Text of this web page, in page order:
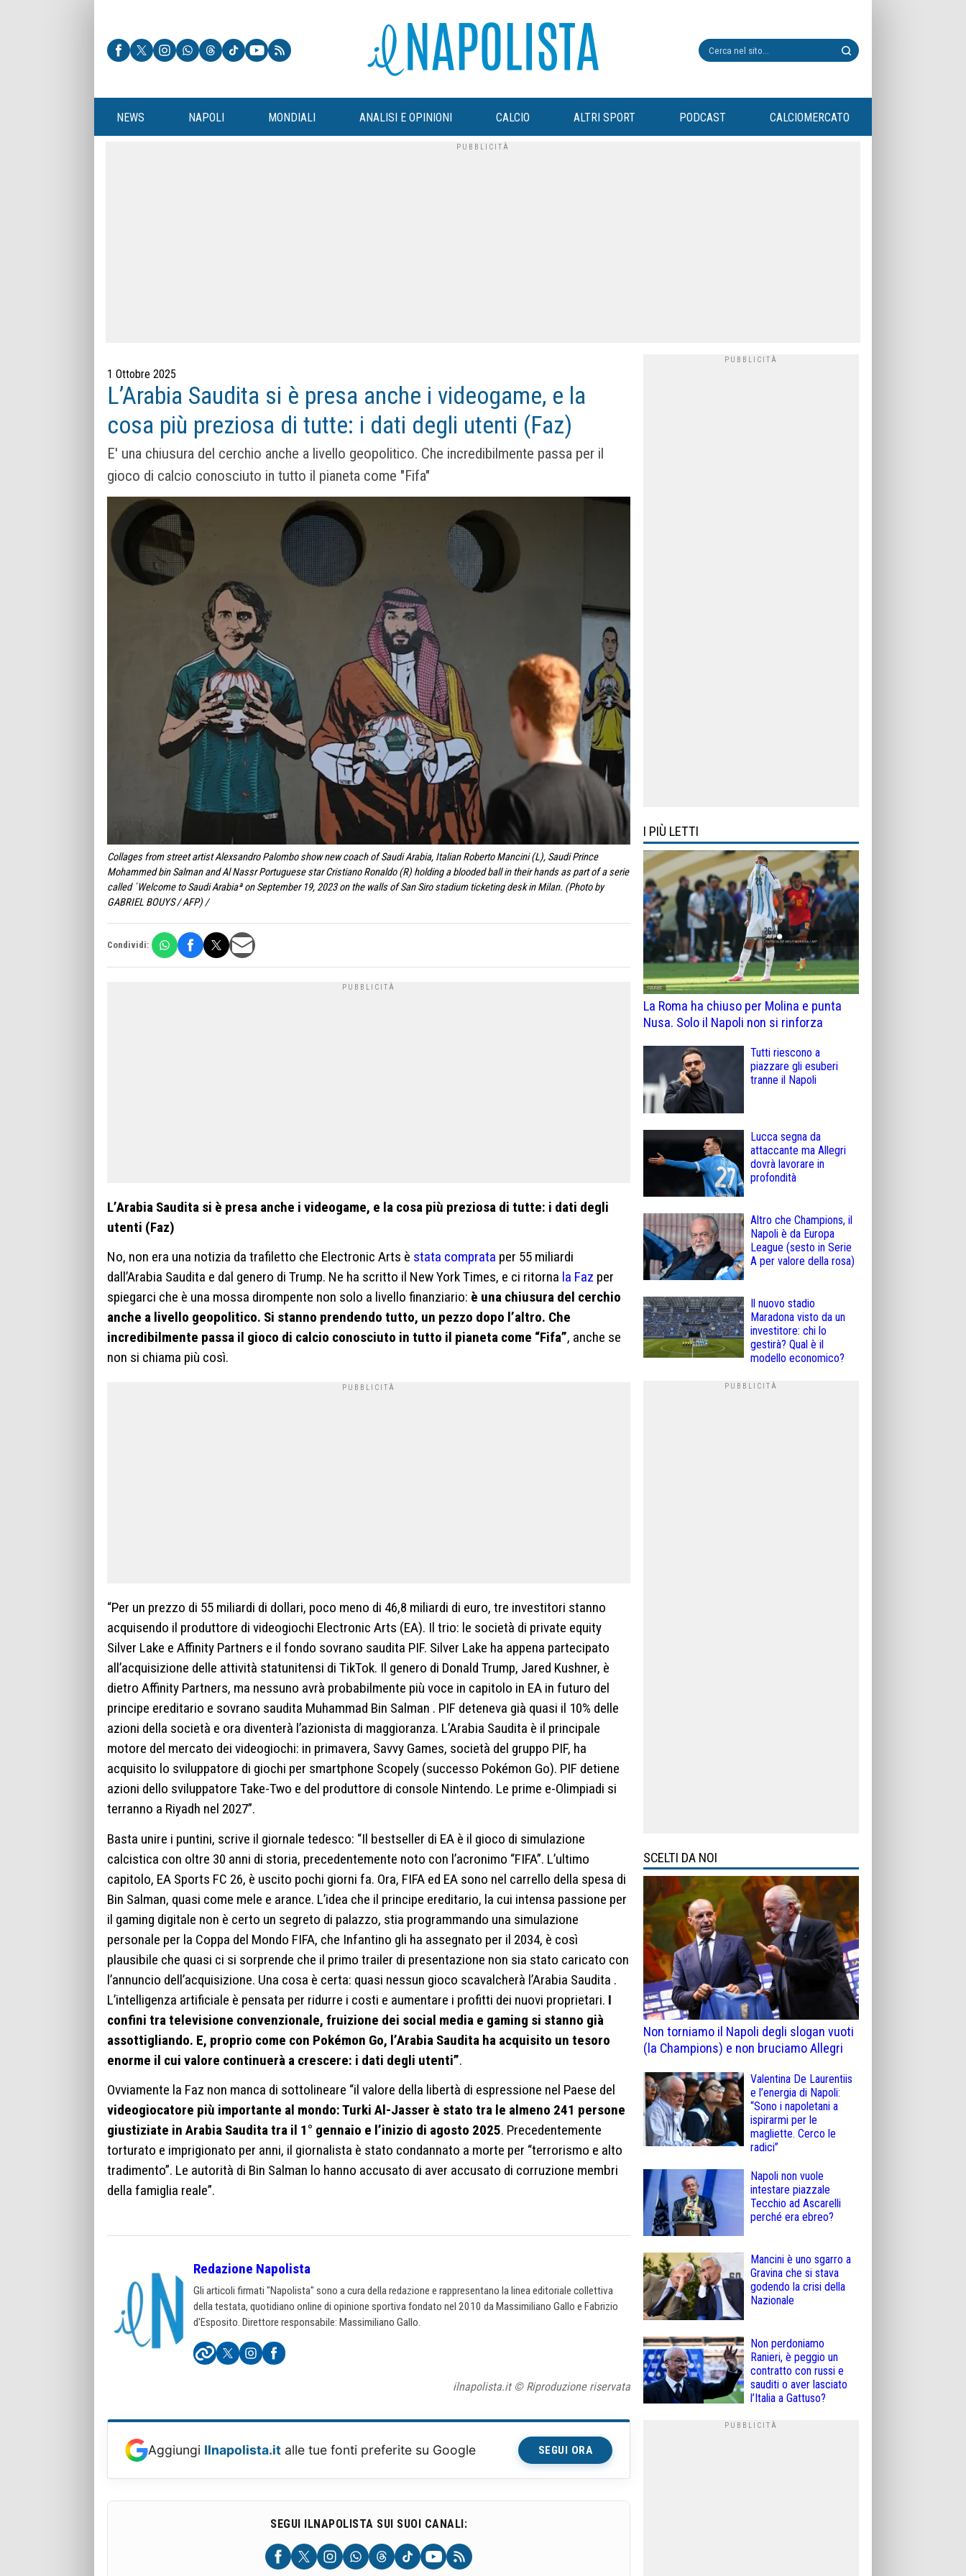
NEWS NAPOLI MONDIALI ANALISI E OPINIONI CALCIO ALTRI SPORT PODCAST CALCIOMERCATO
1 Ottobre 2025
L’Arabia Saudita si è presa anche i videogame, e la
cosa più preziosa di tutte: i dati degli utenti (Faz)
E' una chiusura del cerchio anche a livello geopolitico. Che incredibilmente passa per il
gioco di calcio conosciuto in tutto il pianeta come "Fifa"
Collages from street artist Alexsandro Palombo show new coach of Saudi Arabia, Italian Roberto Mancini (L), Saudi Prince
Mohammed bin Salman and Al Nassr Portuguese star Cristiano Ronaldo (R) holding a blooded ball in their hands as part of a serie
called ´Welcome to Saudi Arabiaª on September 19, 2023 on the walls of San Siro stadium ticketing desk in Milan. (Photo by
GABRIEL BOUYS / AFP) /
Condividi:
L’Arabia Saudita si è presa anche i videogame, e la cosa più preziosa di tutte: i dati degli
utenti (Faz)
No, non era una notizia da trafiletto che Electronic Arts è stata comprata per 55 miliardi
dall’Arabia Saudita e dal genero di Trump. Ne ha scritto il New York Times, e ci ritorna la Faz per
spiegarci che è una mossa dirompente non solo a livello finanziario: è una chiusura del cerchio
anche a livello geopolitico. Si stanno prendendo tutto, un pezzo dopo l’altro. Che
incredibilmente passa il gioco di calcio conosciuto in tutto il pianeta come “Fifa”, anche se
non si chiama più così.
“Per un prezzo di 55 miliardi di dollari, poco meno di 46,8 miliardi di euro, tre investitori stanno
acquisendo il produttore di videogiochi Electronic Arts (EA). Il trio: le società di private equity
Silver Lake e Affinity Partners e il fondo sovrano saudita PIF. Silver Lake ha appena partecipato
all’acquisizione delle attività statunitensi di TikTok. Il genero di Donald Trump, Jared Kushner, è
dietro Affinity Partners, ma nessuno avrà probabilmente più voce in capitolo in EA in futuro del
principe ereditario e sovrano saudita Muhammad Bin Salman . PIF deteneva già quasi il 10% delle
azioni della società e ora diventerà l’azionista di maggioranza. L’Arabia Saudita è il principale
motore del mercato dei videogiochi: in primavera, Savvy Games, società del gruppo PIF, ha
acquisito lo sviluppatore di giochi per smartphone Scopely (successo Pokémon Go). PIF detiene
azioni dello sviluppatore Take-Two e del produttore di console Nintendo. Le prime e-Olimpiadi si
terranno a Riyadh nel 2027”.
Basta unire i puntini, scrive il giornale tedesco: “Il bestseller di EA è il gioco di simulazione
calcistica con oltre 30 anni di storia, precedentemente noto con l’acronimo “FIFA”. L’ultimo
capitolo, EA Sports FC 26, è uscito pochi giorni fa. Ora, FIFA ed EA sono nel carrello della spesa di
Bin Salman, quasi come mele e arance. L’idea che il principe ereditario, la cui intensa passione per
il gaming digitale non è certo un segreto di palazzo, stia programmando una simulazione
personale per la Coppa del Mondo FIFA, che Infantino gli ha assegnato per il 2034, è così
plausibile che quasi ci si sorprende che il primo trailer di presentazione non sia stato caricato con
l’annuncio dell’acquisizione. Una cosa è certa: quasi nessun gioco scavalcherà l’Arabia Saudita .
L’intelligenza artificiale è pensata per ridurre i costi e aumentare i profitti dei nuovi proprietari. I
confini tra televisione convenzionale, fruizione dei social media e gaming si stanno già
assottigliando. E, proprio come con Pokémon Go, l’Arabia Saudita ha acquisito un tesoro
enorme il cui valore continuerà a crescere: i dati degli utenti”.
Ovviamente la Faz non manca di sottolineare “il valore della libertà di espressione nel Paese del
videogiocatore più importante al mondo: Turki Al-Jasser è stato tra le almeno 241 persone
giustiziate in Arabia Saudita tra il 1° gennaio e l’inizio di agosto 2025. Precedentemente
torturato e imprigionato per anni, il giornalista è stato condannato a morte per “terrorismo e alto
tradimento”. Le autorità di Bin Salman lo hanno accusato di aver accusato di corruzione membri
della famiglia reale”.
Redazione Napolista
Gli articoli firmati "Napolista" sono a cura della redazione e rappresentano la linea editoriale collettiva
della testata, quotidiano online di opinione sportiva fondato nel 2010 da Massimiliano Gallo e Fabrizio
d'Esposito. Direttore responsabile: Massimiliano Gallo.
ilnapolista.it © Riproduzione riservata
Aggiungi Ilnapolista.it alle tue fonti preferite su Google SEGUI ORA
SEGUI ILNAPOLISTA SUI SUOI CANALI:
I PIÙ LETTI
La Roma ha chiuso per Molina e punta
Nusa. Solo il Napoli non si rinforza
Tutti riescono a
piazzare gli esuberi
tranne il Napoli
Lucca segna da
attaccante ma Allegri
dovrà lavorare in
profondità
Altro che Champions, il
Napoli è da Europa
League (sesto in Serie
A per valore della rosa)
Il nuovo stadio
Maradona visto da un
investitore: chi lo
gestirà? Qual è il
modello economico?
SCELTI DA NOI
Non torniamo il Napoli degli slogan vuoti
(la Champions) e non bruciamo Allegri
Valentina De Laurentiis
e l’energia di Napoli:
“Sono i napoletani a
ispirarmi per le
magliette. Cerco le
radici”
Napoli non vuole
intestare piazzale
Tecchio ad Ascarelli
perché era ebreo?
Mancini è uno sgarro a
Gravina che si stava
godendo la crisi della
Nazionale
Non perdoniamo
Ranieri, è peggio un
contratto con russi e
sauditi o aver lasciato
l’Italia a Gattuso?